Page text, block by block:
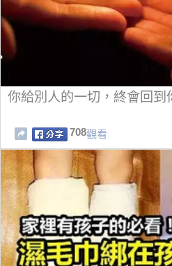
你給別人的一切，終會回到
708觀看